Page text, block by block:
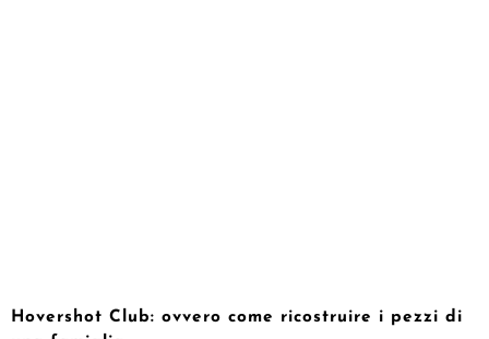
Hovershot Club: ovvero come ricostruire i pezzi di